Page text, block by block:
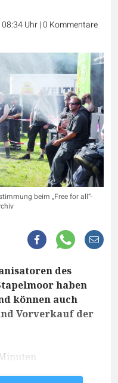
Uhr|0 Kommentare
beim „Free for all“-
des
haben
können auch
Vorverkauf der